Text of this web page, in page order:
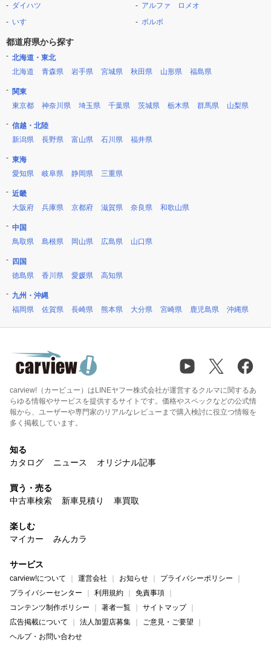
ダイハツ
いすゞ
アルファ ロメオ
ボルボ
都道府県から探す
北海道・東北
北海道
青森県 岩手県 宮城県 秋田県 山形県 福島県
関東
東京都
神奈川県 埼玉県 千葉県 茨城県 栃木県 群馬県 山梨県
信越・北陸
新潟県
長野県 富山県 石川県 福井県
東海
愛知県
岐阜県 静岡県 三重県
近畿
大阪府
兵庫県 京都府 滋賀県 奈良県 和歌山県
中国
鳥取県
島根県 岡山県 広島県 山口県
四国
徳島県
香川県 愛媛県 高知県
九州・沖縄
福岡県
佐賀県 長崎県 熊本県 大分県 宮崎県 鹿児島県 沖縄県
carview!（カービュー）はLINEヤフー株式会社が運営するクルマに関するあ
らゆる情報やサービスを提供するサイトです。価格やスペックなどの公式情
報から、ユーザーや専門家のリアルなレビューまで購入検討に役立つ情報を
多く掲載しています。
知る
カタログ
ニュース オリジナル記事
買う・売る
中古車検索
新車見積り 車買取
楽しむ
マイカー
みんカラ
サービス
carview!について 運営会社 お知らせ
プライバシーポリシー
プライバシーセンター
利用規約
免責事項
コンテンツ制作ポリシー
著者一覧
サイトマップ
広告掲載について
法人加盟店募集
ご意見・ご要望
ヘルプ・お問い合わせ